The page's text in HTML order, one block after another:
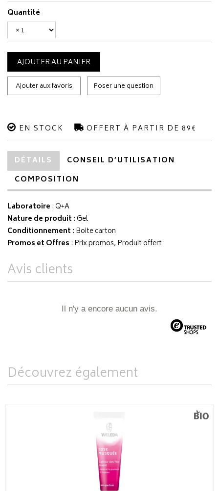
Quantité
AJOUTER AU PANIER
Ajouter aux favoris Poser une question
EN STOCK OFFERT À PARTIR DE 89€
DÉTAILS
CONSEIL D’UTILISATION
COMPOSITION
Laboratoire :Q+A
Nature de produit : Gel
Conditionnement : Boite carton
Promos et Offres : Prix promos, Produit offert
Avis clients
Il n'y a encore aucun avis.
Découvrez également